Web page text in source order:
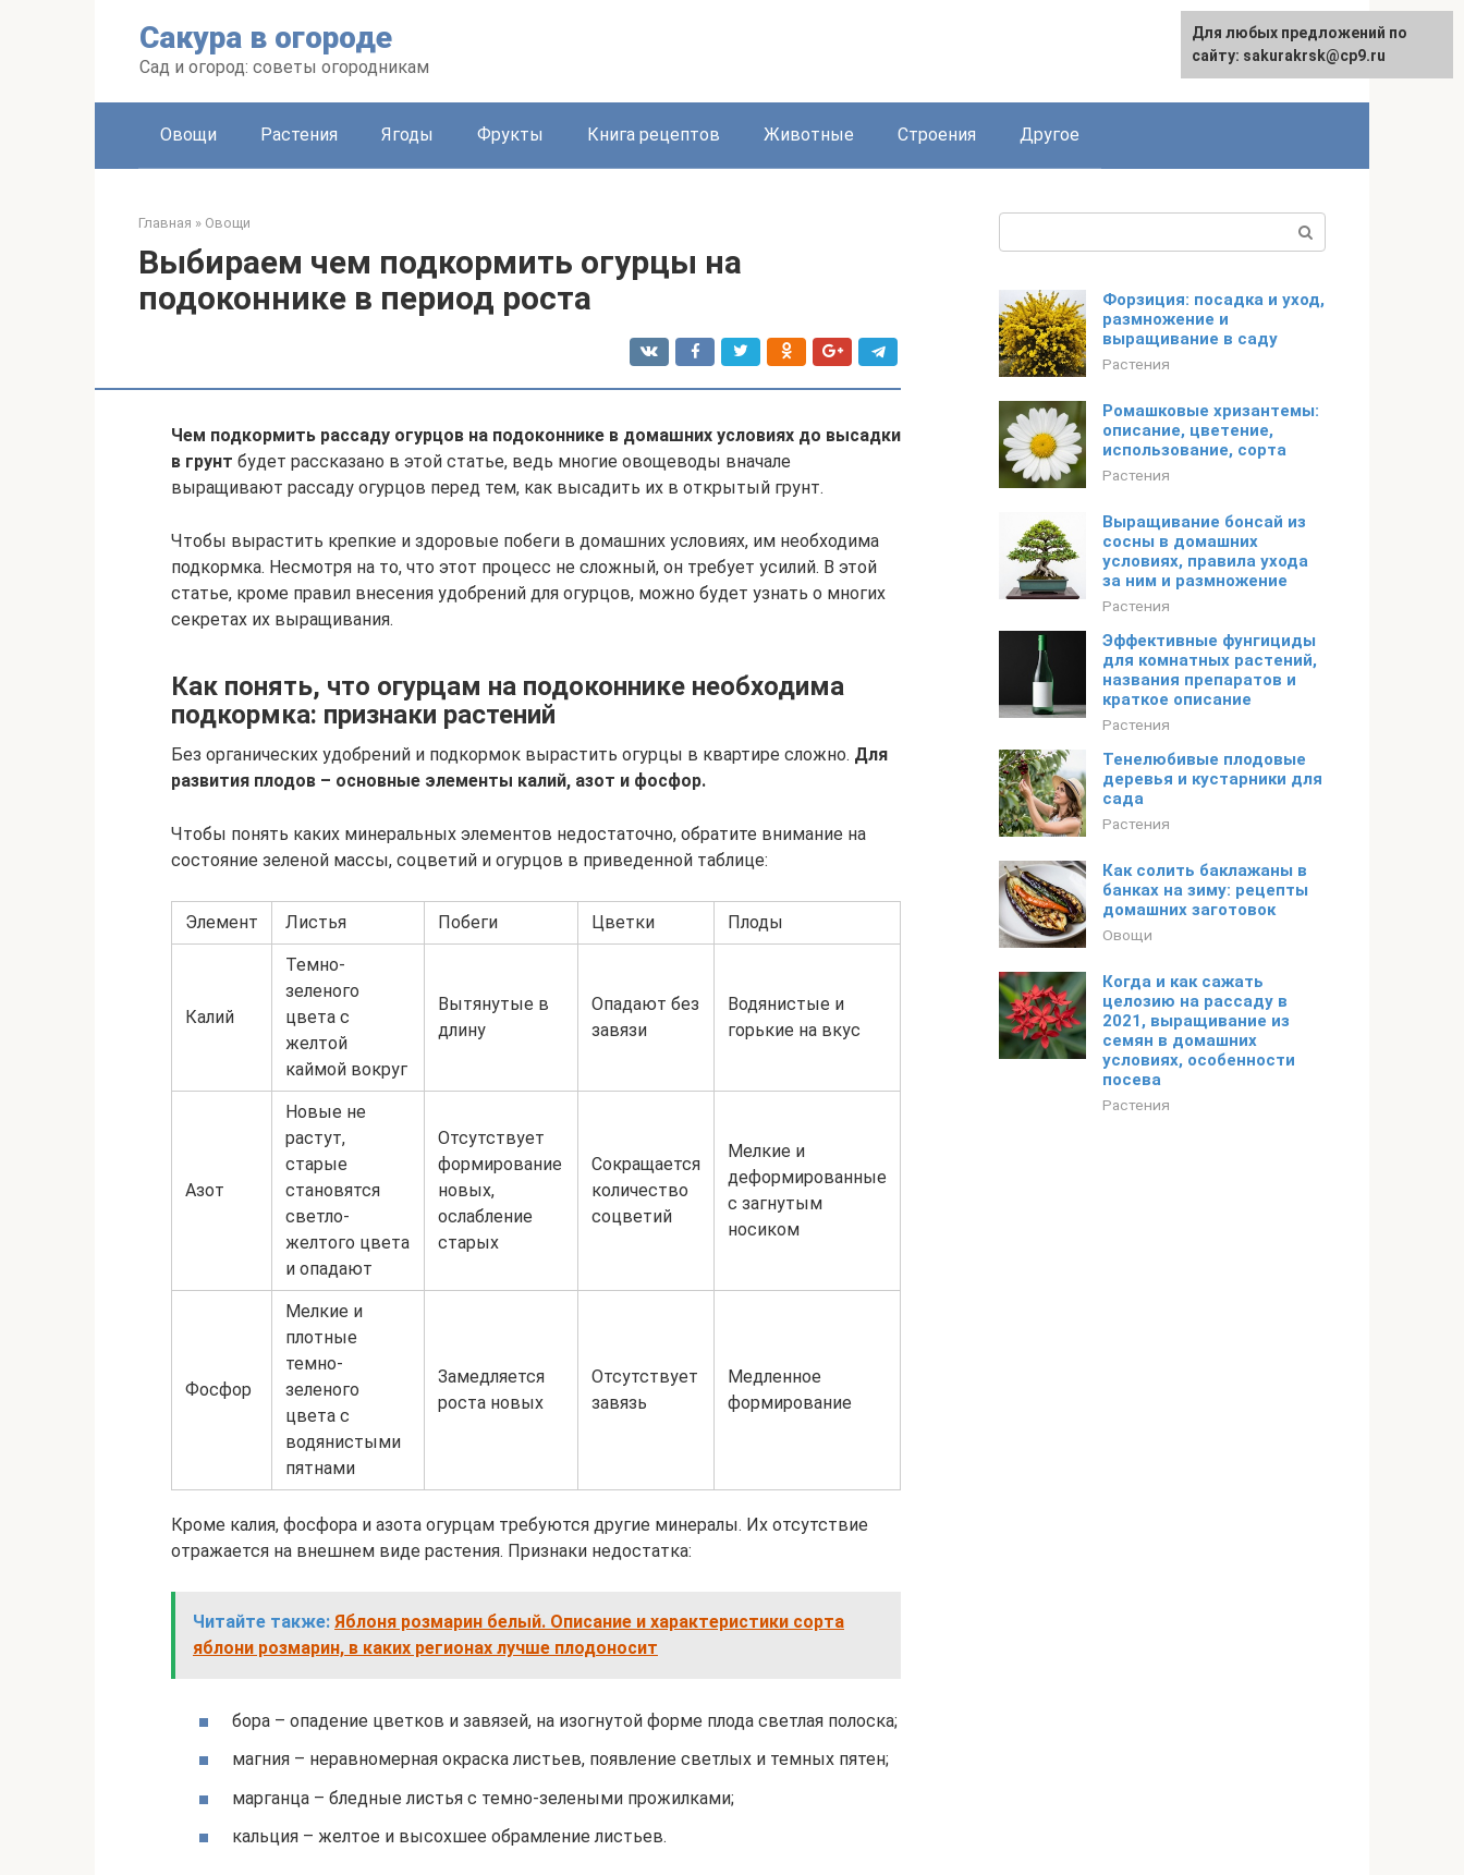
Сакура в огороде
Сад и огород: советы огородникам
English
Овощи Растения Ягоды Фрукты Книга рецептов Животные Строения Другое
Главная » Овощи
Выбираем чем подкормить огурцы на
подоконнике в период роста
Чем подкормить рассаду огурцов на подоконнике в домашних условиях до высадки
в грунт будет рассказано в этой статье, ведь многие овощеводы вначале
выращивают рассаду огурцов перед тем, как высадить их в открытый грунт.
Чтобы вырастить крепкие и здоровые побеги в домашних условиях, им необходима
подкормка. Несмотря на то, что этот процесс не сложный, он требует усилий. В этой
статье, кроме правил внесения удобрений для огурцов, можно будет узнать о многих
секретах их выращивания.
Как понять, что огурцам на подоконнике необходима
подкормка: признаки растений
Без органических удобрений и подкормок вырастить огурцы в квартире сложно. Для
развития плодов – основные элементы калий, азот и фосфор.
Чтобы понять каких минеральных элементов недостаточно, обратите внимание на
состояние зеленой массы, соцветий и огурцов в приведенной таблице:
Элемент Листья Побеги Цветки Плоды
Калий
Темно-
зеленого
цвета с
желтой
каймой вокруг
Вытянутые в
длину
Опадают без
завязи
Водянистые и
горькие на вкус
Азот
Новые не
растут,
старые
становятся
светло-
желтого цвета
и опадают
Отсутствует
формирование
новых,
ослабление
старых
Сокращается
количество
соцветий
Мелкие и
деформированные
с загнутым
носиком
Фосфор
Мелкие и
плотные
темно-
зеленого
цвета с
водянистыми
пятнами
Замедляется
роста новых
Отсутствует
завязь
Медленное
формирование
Кроме калия, фосфора и азота огурцам требуются другие минералы. Их отсутствие
отражается на внешнем виде растения. Признаки недостатка:
Читайте также: Яблоня розмарин белый. Описание и характеристики сорта
яблони розмарин, в каких регионах лучше плодоносит
бора – опадение цветков и завязей, на изогнутой форме плода светлая полоска;
магния – неравномерная окраска листьев, появление светлых и темных пятен;
марганца – бледные листья с темно-зелеными прожилками;
кальция – желтое и высохшее обрамление листьев.
Форзиция: посадка и уход,
размножение и
выращивание в саду
Растения
Ромашковые хризантемы:
описание, цветение,
использование, сорта
Растения
Выращивание бонсай из
сосны в домашних
условиях, правила ухода
за ним и размножение
Растения
Эффективные фунгициды
для комнатных растений,
названия препаратов и
краткое описание
Растения
Тенелюбивые плодовые
деревья и кустарники для
сада
Растения
Как солить баклажаны в
банках на зиму: рецепты
домашних заготовок
Овощи
Когда и как сажать
целозию на рассаду в
2021, выращивание из
семян в домашних
условиях, особенности
посева
Растения
Для любых предложений по
сайту: sakurakrsk@cp9.ru